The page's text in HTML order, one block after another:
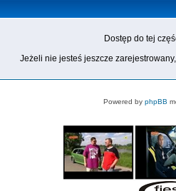
Dostęp do tej
Jeżeli nie jesteś jeszcze
Powered by phpBB